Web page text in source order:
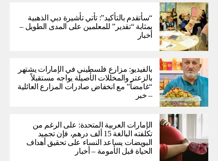
“سأتقدم بالتأكيد”: تأتي تأشيرة دبي الذهبية
بمثابة “تقدير” للمعلمين على المدى الطويل –
أخبار
بالفيديو: مزارع فلسطيني في الإمارات يشتهر
بالزعتر والمخللات الأصيلة يواجه مستقبلاً
“غامضاً” ​​مع انخفاض صادرات المزارع العائلية
– خبر
الإمارات العربية المتحدة: على الرغم من
تكلفته البالغة 15 ألف درهم، فإن تجميد
البويضات يساعد النساء على تحقيق أهداف
الحياة قبل الأمومة – أخبار